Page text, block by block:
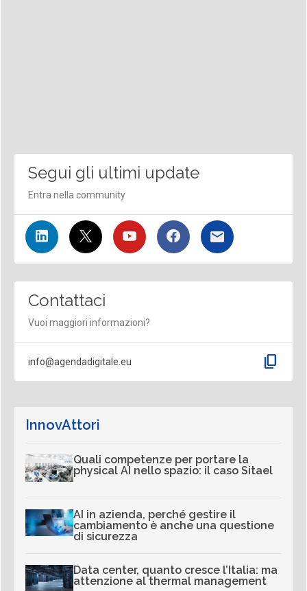
Segui gli ultimi update
Entra nella community
Contattaci
Vuoi maggiori informazioni?
info@agendadigitale.eu content_copy
InnovAttori
Quali competenze per portare la
physical AI nello spazio: il caso Sitael
AI in azienda, perché gestire il
cambiamento è anche una questione
di sicurezza
Data center, quanto cresce l’Italia: ma
attenzione al thermal management